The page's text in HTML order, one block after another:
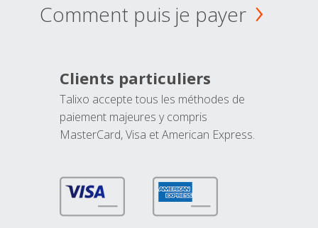
Comment puis je payer
Clients particuliers
Talixo accepte tous les méthodes de
paiement majeures y compris
MasterCard, Visa et American Express.